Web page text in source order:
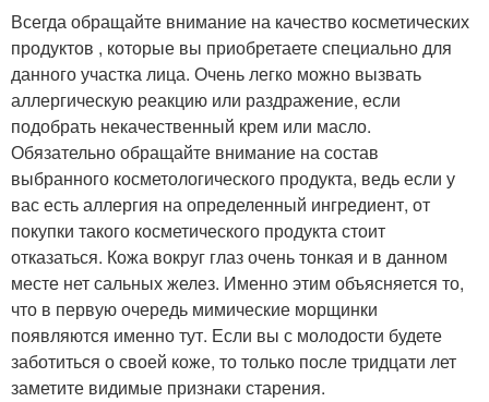
Всегда обращайте внимание на качество косметических
продуктов , которые вы приобретаете специально для
данного участка лица. Очень легко можно вызвать
аллергическую реакцию или раздражение, если
подобрать некачественный крем или масло.
Обязательно обращайте внимание на состав
выбранного косметологического продукта, ведь если у
вас есть аллергия на определенный ингредиент, от
покупки такого косметического продукта стоит
отказаться. Кожа вокруг глаз очень тонкая и в данном
месте нет сальных желез. Именно этим объясняется то,
что в первую очередь мимические морщинки
появляются именно тут. Если вы с молодости будете
заботиться о своей коже, то только после тридцати лет
заметите видимые признаки старения.